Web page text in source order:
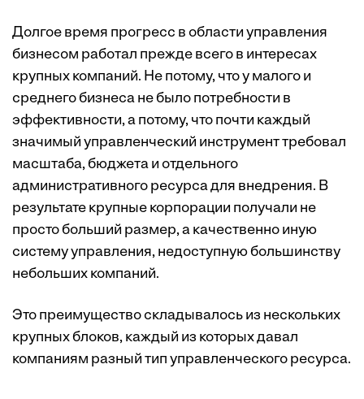
Долгое время прогресс в области управления
бизнесом работал прежде всего в интересах
крупных компаний. Не потому, что у малого и
среднего бизнеса не было потребности в
эффективности, а потому, что почти каждый
значимый управленческий инструмент требовал
масштаба, бюджета и отдельного
административного ресурса для внедрения. В
результате крупные корпорации получали не
просто больший размер, а качественно иную
систему управления, недоступную большинству
небольших компаний.
Это преимущество складывалось из нескольких
крупных блоков, каждый из которых давал
компаниям разный тип управленческого ресурса.